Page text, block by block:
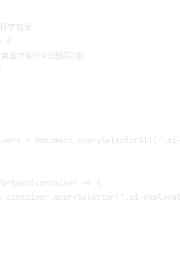
字效果
{
才執行AI總結功能
= document. querySelectorAll ( '.ai-
(container => {
container. querySelector ( '.ai-